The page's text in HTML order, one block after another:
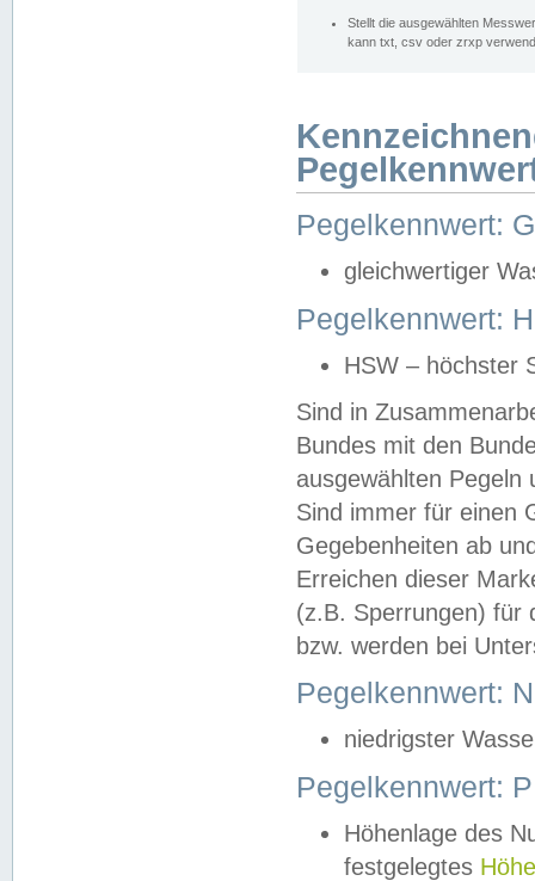
Stellt die ausgewählten
kann txt, csv oder zrxp
Pegelkennwert:
gleichwertiger
Pegelkennwert:
HSW – höchster
Sind in
Bundes mit den
ausgewählten
Sind immer für einen
Gegebenheiten ab
Erreichen dieser
(z.B. Sperrungen) für
bzw. werden bei
Pegelkennwert:
niedrigster
Pegelkennwert:
Höhenlage des
festgelegtes